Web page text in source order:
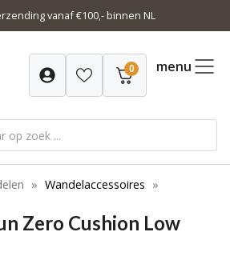
vanaf €100,- binnen NL
0 menu
» Wandelaccessoires »
Zero Cushion Low